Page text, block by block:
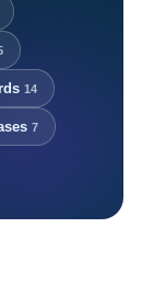
14
7